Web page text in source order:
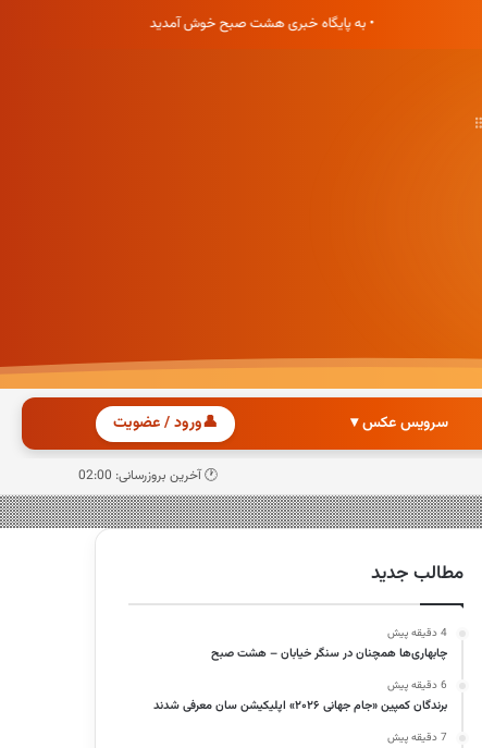
• به پایگاه خبری هشت صبح خوش آمدید
سرویس عکس ▾ 👤ورود / عضویت
🕐 آخرین بروزرسانی: 02:00
مطالب جدید
4 دقیقه پیش
چابهاری‌ها همچنان در سنگر خیابان – هشت صبح
6 دقیقه پیش
برندگان کمپین «جام جهانی ۲۰۲۶» اپلیکیشن سان معرفی شدند
7 دقیقه پیش